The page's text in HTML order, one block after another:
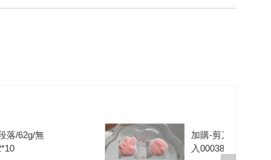
加購-剪刀石頭布猜拳鍵帽一盒四
入000385000289